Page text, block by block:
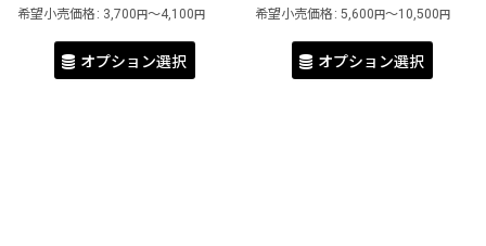
希望小売価格 : 3,700 円～4,100 円
オプション選択
希望小売価格 : 5,600 円～10,500 円
オプション選択